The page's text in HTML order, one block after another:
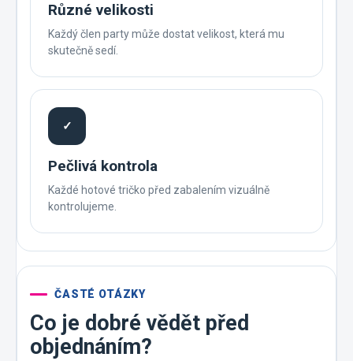
Různé velikosti
Každý člen party může dostat velikost, která mu
skutečně sedí.
✓
Pečlivá kontrola
Každé hotové tričko před zabalením vizuálně
kontrolujeme.
ČASTÉ OTÁZKY
Co je dobré vědět před
objednáním?